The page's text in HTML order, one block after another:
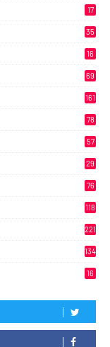
17
35
16
69
161
78
57
29
76
118
221
134
16